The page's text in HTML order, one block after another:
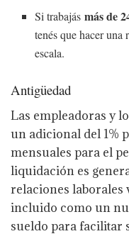
Si trabajásmás de
tenés que hacer una
escala.
Antigüedad
Las empleadoras y
un adicional del 1%
mensuales para el
liquidación es
relaciones laborales
incluido como un
sueldo para facilitar